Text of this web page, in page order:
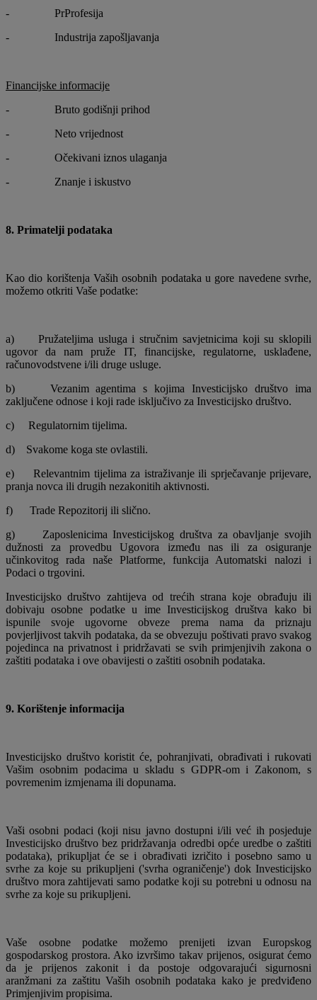
- PrProfesija
- Industrija zapošljavanja
Financijske informacije
- Bruto godišnji prihod
- Neto vrijednost
- Očekivani iznos ulaganja
- Znanje i iskustvo
8. Primatelji podataka
Kao dio korištenja Vaših osobnih podataka u gore navedene svrhe,
možemo otkriti Vaše podatke:
a) Pružateljima usluga i stručnim savjetnicima koji su sklopili
ugovor da nam pruže IT, financijske, regulatorne, usklađene,
računovodstvene i/ili druge usluge.
b) Vezanim agentima s kojima Investicijsko društvo ima
zaključene odnose i koji rade isključivo za Investicijsko društvo.
c) Regulatornim tijelima.
d) Svakome koga ste ovlastili.
e)Relevantnim tijelima za istraživanje ili sprječavanje prijevare,
pranja novca ili drugih nezakonitih aktivnosti.
f) Trade Repozitorij ili slično.
g) Zaposlenicima Investicijskog društva za obavljanje svojih
dužnosti za provedbu Ugovora između nas ili za osiguranje
učinkovitog rada naše Platforme, funkcija Automatski nalozi i
Podaci o trgovini.
Investicijsko društvo zahtijeva od trećih strana koje obrađuju ili
dobivaju osobne podatke u ime Investicijskog društva kako bi
ispunile svoje ugovorne obveze prema nama da priznaju
povjerljivost takvih podataka, da se obvezuju poštivati ​​pravo svakog
pojedinca na privatnost i pridržavati se svih primjenjivih zakona o
zaštiti podataka i ove obavijesti o zaštiti osobnih podataka.
9. Korištenje informacija
Investicijsko društvo koristit će, pohranjivati, obrađivati ​​i rukovati
Vašim osobnim podacima u skladu s GDPR-om i Zakonom, s
povremenim izmjenama ili dopunama.
Vaši osobni podaci (koji nisu javno dostupni i/ili već ih posjeduje
Investicijsko društvo bez pridržavanja odredbi opće uredbe o zaštiti
podataka), prikupljat će se i obrađivati ​​izričito i posebno samo u
svrhe za koje su prikupljeni ('svrha ograničenje') dok Investicijsko
društvo mora zahtijevati samo podatke koji su potrebni u odnosu na
svrhe za koje su prikupljeni.
Vaše osobne podatke možemo prenijeti izvan Europskog
gospodarskog prostora. Ako izvršimo takav prijenos, osigurat ćemo
da je prijenos zakonit i da postoje odgovarajući sigurnosni
aranžmani za zaštitu Vaših osobnih podataka kako je predviđeno
Primjenjivim propisima.